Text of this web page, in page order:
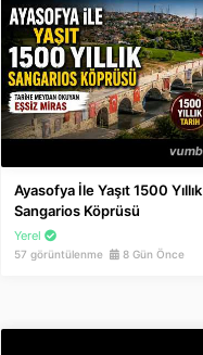
Ayasofya İle Yaşıt 1500 Yıllık
Sangarios Köprüsü
Yerel
57 görüntülenme 8 Gün Önce